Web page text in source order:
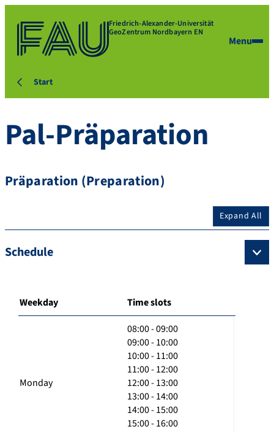
Friedrich-Alexander-Universität
GeoZentrum Nordbayern EN
Menu
Start
Pal-Präparation
Präparation (Preparation)
Expand All
Schedule
Weekday Time slots
Monday
08:00 - 09:00
09:00 - 10:00
10:00 - 11:00
11:00 - 12:00
12:00 - 13:00
13:00 - 14:00
14:00 - 15:00
15:00 - 16:00